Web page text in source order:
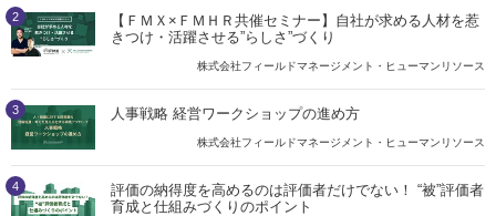
2
【ＦＭＸ×ＦＭＨＲ共催セミナー】自社が求める人材を惹
きつけ・活躍させる”らしさ”づくり
株式会社フィールドマネージメント・ヒューマンリソース
3 人事戦略 経営ワークショップの進め方
株式会社フィールドマネージメント・ヒューマンリソース
4
評価の納得度を高めるのは評価者だけでない！ “被”評価者
育成と仕組みづくりのポイント